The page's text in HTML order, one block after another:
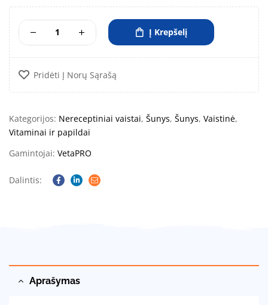
Į Krepšelį
Pridėti Į Norų Sąrašą
Kategorijos: Nereceptiniai vaistai, Šunys, Šunys, Vaistinė,
Vitaminai ir papildai
Gamintojai: VetaPRO
Dalintis:
Facebook
Linkedin
Email
Aprašymas